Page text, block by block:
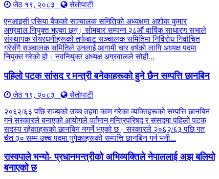
जेठ १९, २०८३
सेतोपाटी
एनआइसी एसिया बैंकको सञ्चालक समितिको अध्यक्षमा अशोक कुमार
अग्रवाल नियुक्त भएका छन्। सोमबार सम्पन्न २८औं वार्षिक साधारण सभाले
संस्थापक सेयरधनीहरूको तर्फबाट सञ्चालक समितिमा निर्विरोध निर्वाचित
गरेसँगै सञ्चालक समितिले उनलाई आगामी चार वर्षको लागि अध्यक्ष पदमा
नियुक्त गरेको हो। नवनियुक्त अध्यक्ष अग्रवालले सोही...
पहिलो पटक सांसद र मन्त्री बनेकाहरूको हुने छैन सम्पत्ति छानबिन
जेठ १९, २०८३
सेतोपाटी
२०६२/६३ पछि राज्यको उच्च तहमा काम गरेका व्यक्तिहरूको सम्पत्ति छानबिन
गर्न सरकारले बनाएको आयोगले वर्तमान मन्त्रिपरिषद र संसदमा पहिलो पटक
सदस्य रहेकाहरूको छानबिन नगर्ने भएको छ। सरकारले २०६२/६३ पछि गत
चैत ३० सम्म उच्च पदमा पुगेकाहरूको सम्पत्ति छानबिन गर्न भनी...
रास्वपाले भन्यो- प्रधानमन्त्रीको अभिव्यक्तिले नेपाललाई अझ बलियो
बनाएको छ